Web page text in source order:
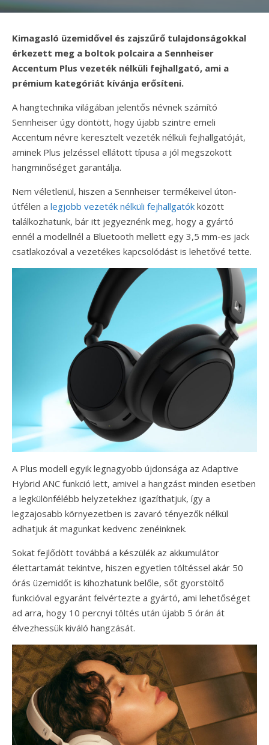
Kimagasló üzemidővel és zajszűrő tulajdonságokkal
érkezett meg a boltok polcaira a Sennheiser
Accentum Plus vezeték nélküli fejhallgató, ami a
prémium kategóriát kívánja erősíteni.
A hangtechnika világában jelentős névnek számító
Sennheiser úgy döntött, hogy újabb szintre emeli
Accentum névre keresztelt vezeték nélküli fejhallgatóját,
aminek Plus jelzéssel ellátott típusa a jól megszokott
hangminőséget garantálja.
Nem véletlenül, hiszen a Sennheiser termékeivel úton-
útfélen a legjobb vezeték nélküli fejhallgatók között
találkozhatunk, bár itt jegyeznénk meg, hogy a gyártó
ennél a modellnél a Bluetooth mellett egy 3,5 mm-es jack
csatlakozóval a vezetékes kapcsolódást is lehetővé tette.
A Plus modell egyik legnagyobb újdonsága az Adaptive
Hybrid ANC funkció lett, amivel a hangzást minden esetben
a legkülönfélébb helyzetekhez igazíthatjuk, így a
legzajosabb környezetben is zavaró tényezők nélkül
adhatjuk át magunkat kedvenc zenéinknek.
Sokat fejlődött továbbá a készülék az akkumulátor
élettartamát tekintve, hiszen egyetlen töltéssel akár 50
órás üzemidőt is kihozhatunk belőle, sőt gyorstöltő
funkcióval egyaránt felvértezte a gyártó, ami lehetőséget
ad arra, hogy 10 percnyi töltés után újabb 5 órán át
élvezhessük kiváló hangzását.